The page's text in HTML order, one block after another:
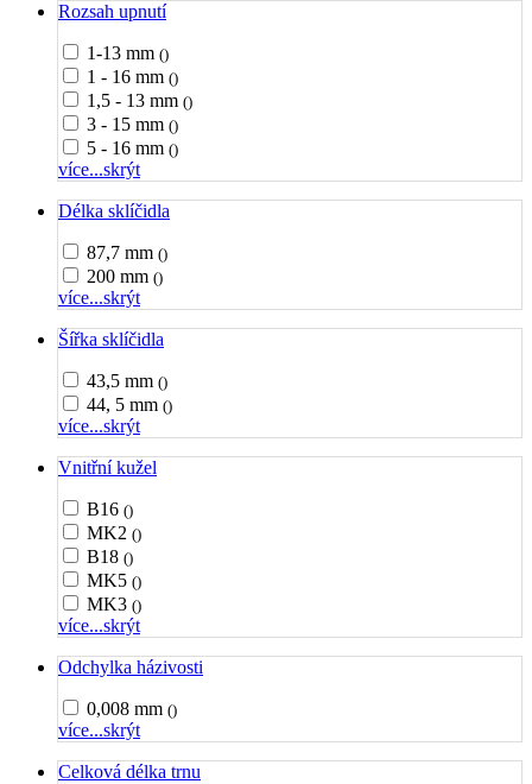
Rozsah upnutí
1-13 mm ()
1 - 16 mm ()
1,5 - 13 mm ()
3 - 15 mm ()
5 - 16 mm ()
více...skrýt
Délka sklíčidla
87,7 mm ()
200 mm ()
více...skrýt
Šířka sklíčidla
43,5 mm ()
44, 5 mm ()
více...skrýt
Vnitřní kužel
B16 ()
MK2 ()
B18 ()
MK5 ()
MK3 ()
více...skrýt
Odchylka házivosti
0,008 mm ()
více...skrýt
Celková délka trnu